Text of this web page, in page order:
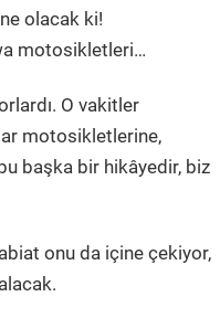
olacak ki!
motosikletleri…
O vakitler
motosikletlerine,
başka bir hikâyedir, biz
onu da içine çekiyor,